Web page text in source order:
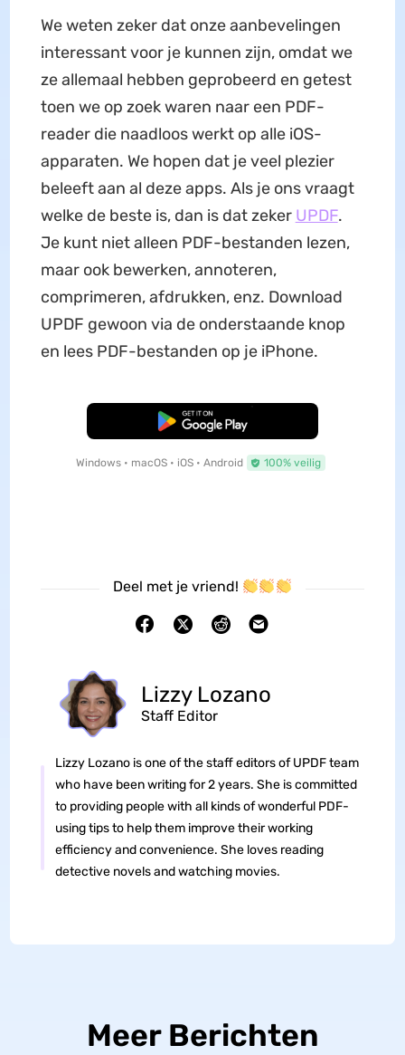
We weten zeker dat onze aanbevelingen
interessant voor je kunnen zijn, omdat we
ze allemaal hebben geprobeerd en getest
toen we op zoek waren naar een PDF-
reader die naadloos werkt op alle iOS-
apparaten. We hopen dat je veel plezier
beleeft aan al deze apps. Als je ons vraagt
welke de beste is, dan is dat zeker UPDF.
Je kunt niet alleen PDF-bestanden lezen,
maar ook bewerken, annoteren,
comprimeren, afdrukken, enz. Download
UPDF gewoon via de onderstaande knop
en lees PDF-bestanden op je iPhone.
Gratis Download
Windows • macOS • iOS • Android 100% veilig
Deel met je vriend!
Lizzy Lozano
Staff Editor
Lizzy Lozano is one of the staff editors of UPDF team
who have been writing for 2 years. She is committed
to providing people with all kinds of wonderful PDF-
using tips to help them improve their working
efficiency and convenience. She loves reading
detective novels and watching movies.
Meer Berichten